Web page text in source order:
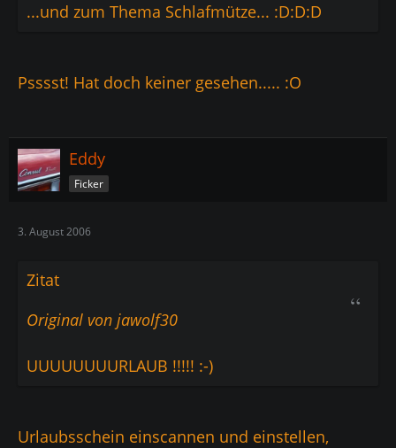
...und zum Thema Schlafmütze... :D:D:D
Psssst! Hat doch keiner gesehen..... :O
Eddy
Ficker
3. August 2006
Zitat
Original von jawolf30
UUUUUUUURLAUB !!!!! :-)
Urlaubsschein einscannen und einstellen,